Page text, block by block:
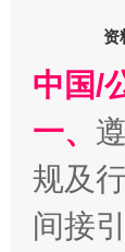
资
中国/
一、
规及
间接